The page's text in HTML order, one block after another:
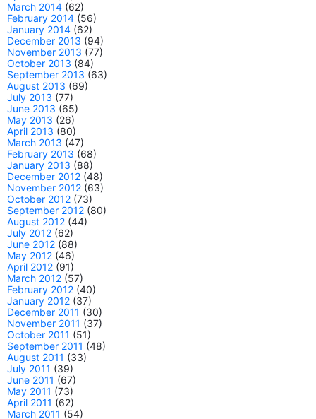
March 2014 (62)
February 2014 (56)
January 2014 (62)
December 2013 (94)
November 2013 (77)
October 2013 (84)
September 2013 (63)
August 2013 (69)
July 2013 (77)
June 2013 (65)
May 2013 (26)
April 2013 (80)
March 2013 (47)
February 2013 (68)
January 2013 (88)
December 2012 (48)
November 2012 (63)
October 2012 (73)
September 2012 (80)
August 2012 (44)
July 2012 (62)
June 2012 (88)
May 2012 (46)
April 2012 (91)
March 2012 (57)
February 2012 (40)
January 2012 (37)
December 2011 (30)
November 2011 (37)
October 2011 (51)
September 2011 (48)
August 2011 (33)
July 2011 (39)
June 2011 (67)
May 2011 (73)
April 2011 (62)
March 2011 (54)